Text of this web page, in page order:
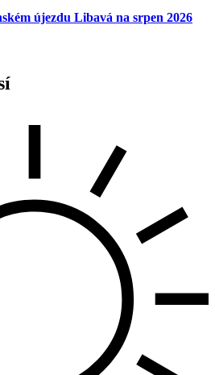
újezdu Libavá na srpen 2026